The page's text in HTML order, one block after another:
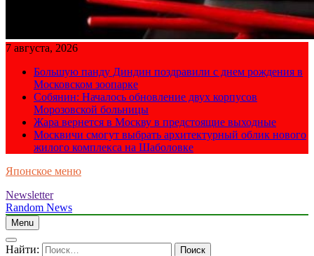
7 августа, 2026
Большую панду Диндин поздравили с днем рождения в
Московском зоопарке
Собянин: Началось обновление двух корпусов
Морозовской больницы
Жара вернется в Москву в предстоящие выходные
Москвичи смогут выбрать архитектурный облик нового
жилого комплекса на Шаболовке
Японское меню
Newsletter
Random News
Menu
Найти: